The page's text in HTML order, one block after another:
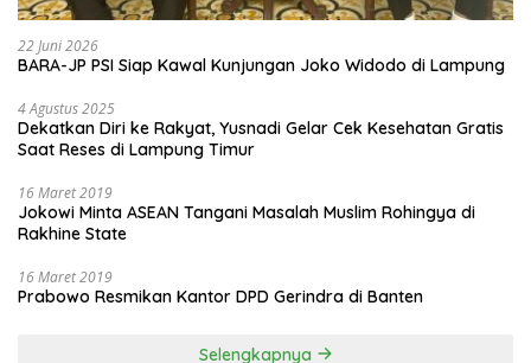
22 Juni 2026
BARA-JP PSI Siap Kawal Kunjungan Joko Widodo di Lampung
4 Agustus 2025
Dekatkan Diri ke Rakyat, Yusnadi Gelar Cek Kesehatan Gratis
Saat Reses di Lampung Timur
16 Maret 2019
Jokowi Minta ASEAN Tangani Masalah Muslim Rohingya di
Rakhine State
16 Maret 2019
Prabowo Resmikan Kantor DPD Gerindra di Banten
Selengkapnya